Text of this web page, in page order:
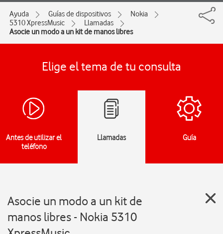
Ayuda Guías de dispositivos
Nokia
5310 XpressMusic
Llamadas
Asocie un modo a un kit de manos libres
Elige el tema de tu consulta
Antes de utilizar el
teléfono
Llamadas Guía
Asocie un modo a un kit de
manos libres - Nokia 5310